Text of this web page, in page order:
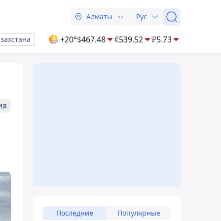
Алматы Рус
+20°$467.48 €539.52 ₽5.73
Последние Популярные